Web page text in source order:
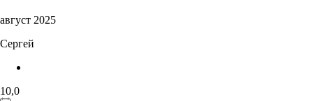
август 2025
Сергей
10,0